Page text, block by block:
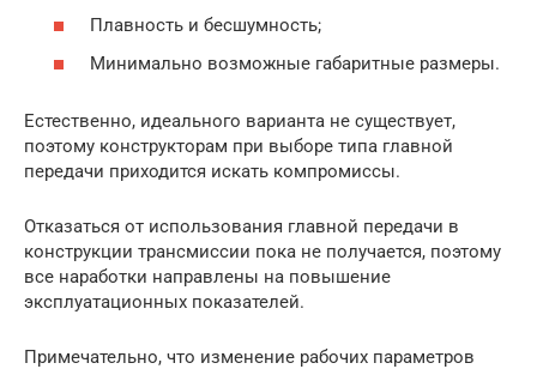
Плавность и бесшумность;
Минимально возможные габаритные размеры.
Естественно, идеального варианта не существует,
поэтому конструкторам при выборе типа главной
передачи приходится искать компромиссы.
Отказаться от использования главной передачи в
конструкции трансмиссии пока не получается, поэтому
все наработки направлены на повышение
эксплуатационных показателей.
Примечательно, что изменение рабочих параметров